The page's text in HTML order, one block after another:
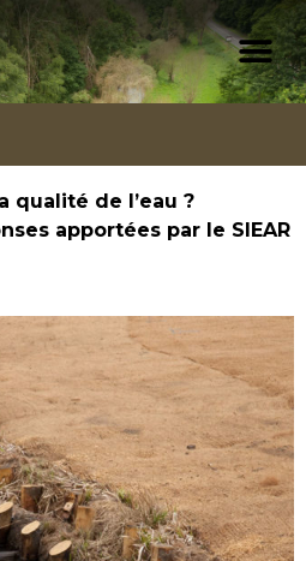
qualité de l’eau ?
apportées par le SIEAR